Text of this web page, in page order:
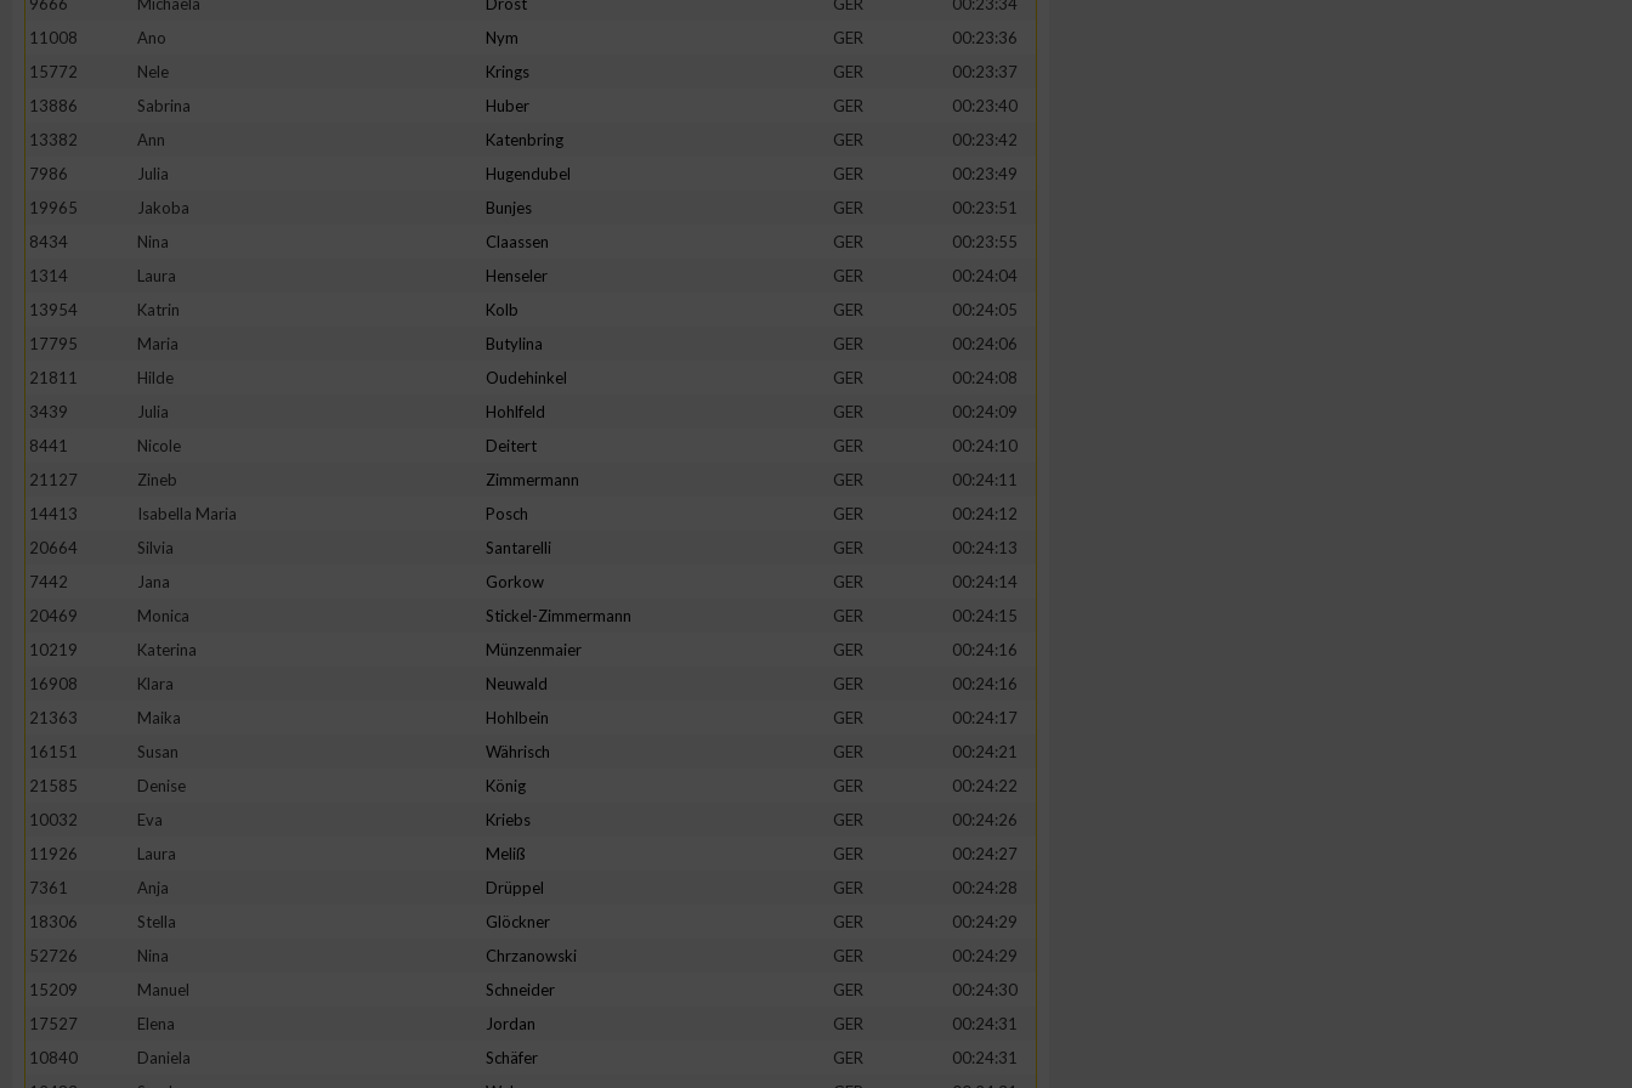
11008
Ano Nym GER
00:23:36
15772
Nele Krings GER
00:23:37
13886
Sabrina Huber GER
00:23:40
13382
Ann Katenbring GER
00:23:42
7986
Julia Hugendubel GER
00:23:49
19965
Jakoba Bunjes GER
00:23:51
8434
Nina Claassen GER
00:23:55
1314
Laura Henseler GER
00:24:04
13954
Katrin Kolb GER
00:24:05
17795
Maria Butylina GER
00:24:06
21811
Hilde Oudehinkel GER
00:24:08
3439
Julia Hohlfeld GER
00:24:09
8441
Nicole Deitert GER
00:24:10
21127
Zineb Zimmermann GER
00:24:11
14413
Isabella Maria Posch GER
00:24:12
20664
Silvia Santarelli GER
00:24:13
7442
Jana Gorkow GER
00:24:14
20469
Monica Stickel-Zimmermann GER
00:24:15
10219
Katerina Münzenmaier GER
00:24:16
16908
Klara Neuwald GER
00:24:16
21363
Maika Hohlbein GER
00:24:17
16151
Susan Währisch GER
00:24:21
21585
Denise König GER
00:24:22
10032
Eva Kriebs GER
00:24:26
11926
Laura Meliß GER
00:24:27
7361
Anja Drüppel GER
00:24:28
18306
Stella Glöckner GER
00:24:29
52726
Nina Chrzanowski GER
00:24:29
15209
Manuel Schneider GER
00:24:30
17527
Elena Jordan GER
00:24:31
10840
Daniela Schäfer GER
00:24:31
Erstellung von Profilen zur Personalisierung von Inhalten
Messung der Werbeleistung
Messung der Performance von Inhalten
Analyse von Zielgruppen durch Statistiken oder Kombinationen von Daten aus
Entwicklung und Verbesserung der Angebote
IAB-Besonderheiten:
Geräte anhand von aktiv angeforderten Informationen identifizieren
Nicht-IAB-Verarbeitungszwecke:
Notwendig
Performance
Funktional